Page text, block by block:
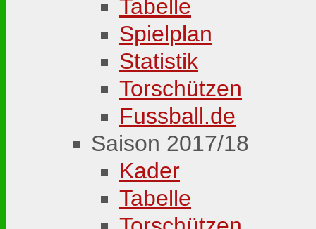
Tabelle
Spielplan
Statistik
Torschützen
Fussball.de
Saison 2017/18
Kader
Tabelle